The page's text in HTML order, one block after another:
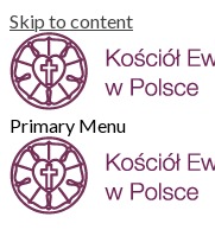
Skip to content
Primary Menu